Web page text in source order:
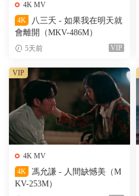
4K MV
4K
八三夭 - 如果我在明天就
會離開（MKV-486M）
5天前 VIP
4K MV
4K
馮允謙 - 人間缺憾美（M
KV-253M）
VIP